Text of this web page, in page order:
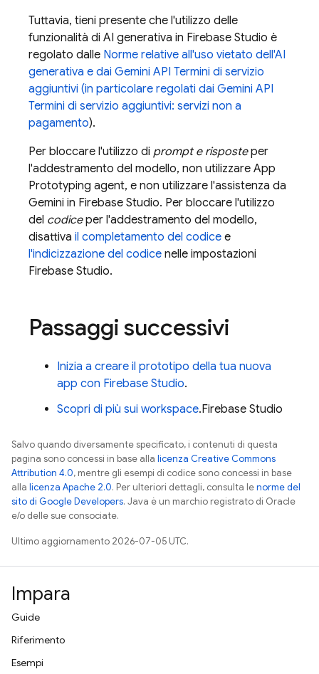
Tuttavia, tieni presente che l'utilizzo delle
funzionalità di AI generativa in Firebase Studio è
regolato dalle Norme relative all'uso vietato dell'AI
generativa e dai Gemini API Termini di servizio
aggiuntivi (in particolare regolati dai Gemini API
Termini di servizio aggiuntivi: servizi non a
pagamento).
Per bloccare l'utilizzo di prompt e risposteper
l'addestramento del modello, non utilizzare App
Prototyping agent, e non utilizzare l'assistenza da
Gemini in Firebase Studio. Per bloccare l'utilizzo
del codiceper l'addestramento del modello,
disattiva il completamento del codice e
l'indicizzazione del codice nelle impostazioni
Firebase Studio.
Passaggi successivi
Inizia a creare il prototipo della tua nuova
app con Firebase Studio.
Scopri di più sui workspace.Firebase Studio
Salvo quando diversamente specificato, i contenuti di questa
pagina sono concessi in base alla licenza Creative Commons
Attribution 4.0, mentre gli esempi di codice sono concessi in base
alla licenza Apache 2.0. Per ulteriori dettagli, consulta lenorme del
sito di Google Developers. Java è un marchio registrato di Oracle
e/o delle sue consociate.
Ultimo aggiornamento 2026-07-05 UTC.
Impara
Guide
Riferimento
Esempi